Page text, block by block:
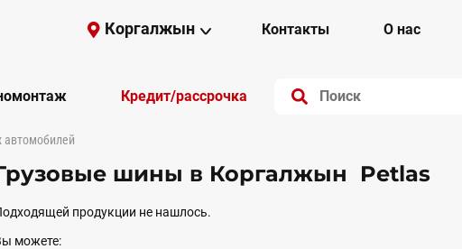
Коргалжын Контакты О нас
Кредит/рассрочка
шины в Коргалжын Petlas
продукции не нашлось.
можете: